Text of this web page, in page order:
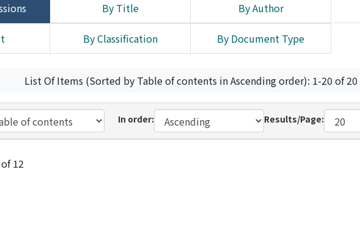
By Title By Author
By Classification By Document Type
List Of Items (Sorted by Table of contents in Ascending order): 1-20 of 20
In order: Results/Page:
12